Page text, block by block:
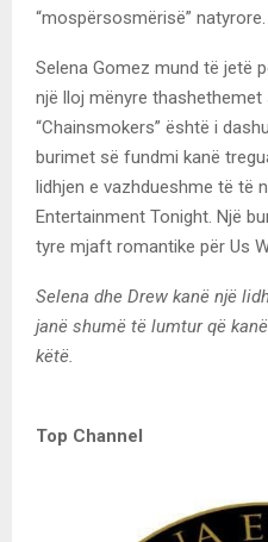
“mospërsosmërisë” natyrore.
Selena Gomez mund të jetë
një lloj mënyre thashethemet
“Chainsmokers” është i
burimet së fundmi kanë
lidhjen e vazhdueshme të të
Entertainment Tonight. Një
tyre mjaft romantike për Us
Selena dhe Drew kanë një
janë shumë të lumtur që
këtë.
Top Channel